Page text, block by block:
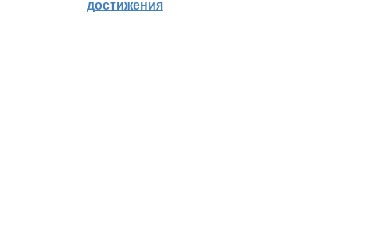
достижения